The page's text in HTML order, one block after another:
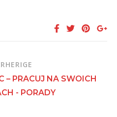
– PRACUJ NA SWOICH
- PORADY